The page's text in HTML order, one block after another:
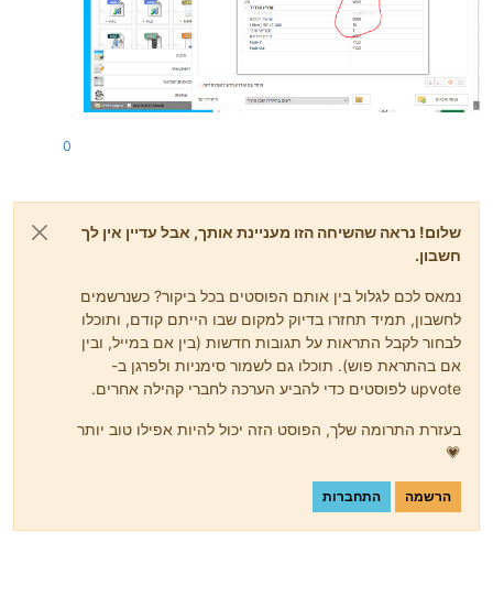
0
שלום! נראה שהשיחה הזו מעניינת אותך, אבל עדיין אין לך
חשבון.
נמאס לכם לגלול בין אותם הפוסטים בכל ביקור? כשנרשמים
לחשבון, תמיד תחזרו בדיוק למקום שבו הייתם קודם, ותוכלו
לבחור לקבל התראות על תגובות חדשות (בין אם במייל, ובין
אם בהתראת פוש). תוכלו גם לשמור סימניות ולפרגן ב-
upvote לפוסטים כדי להביע הערכה לחברי קהילה אחרים.
בעזרת התרומה שלך, הפוסט הזה יכול להיות אפילו טוב יותר
💗
הרשמה התחברות